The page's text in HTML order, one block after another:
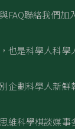
FAQ聯絡我們加
也是科學人科學
企劃科學人新鮮
維科學棋談媒事